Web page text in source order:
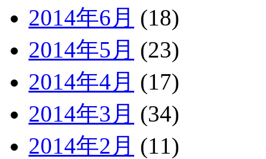
2014年6月 (18)
2014年5月 (23)
2014年4月 (17)
2014年3月 (34)
2014年2月 (11)